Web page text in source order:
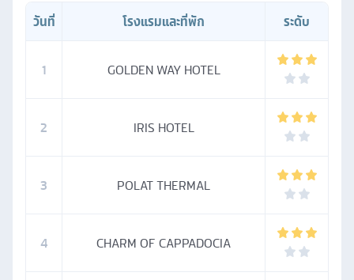
วันที่ โรงแรมและที่พัก ระดับ
1 GOLDEN WAY HOTEL
2 IRIS HOTEL
3 POLAT THERMAL
4 CHARM OF CAPPADOCIA